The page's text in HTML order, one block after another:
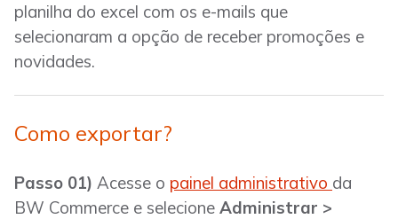
planilha do excel com os e-mails que
selecionaram a opção de receber promoções e
novidades.
Como exportar?
Passo 01) Acesse o painel administrativo da
BW Commerce e selecione Administrar >